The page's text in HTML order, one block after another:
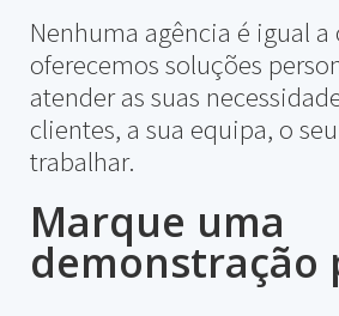
Nenhuma agência é igual a
oferecemos soluções
atender as suas
clientes, a sua equipa, o
trabalhar.
Marque uma
demonstração